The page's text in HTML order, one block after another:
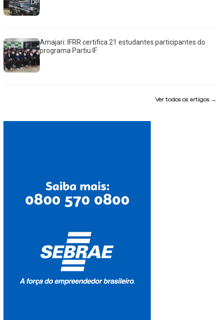
Amajari: IFRR certifica 21 estudantes participantes do
programa Partiu IF
Ver todos os artigos →